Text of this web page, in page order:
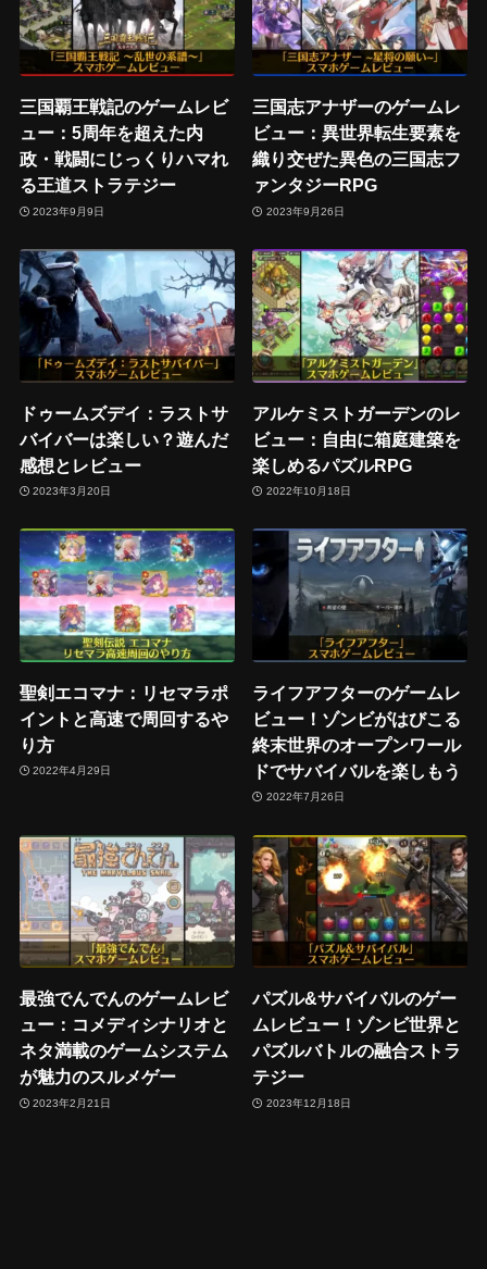
三国覇王戦記のゲームレビ
ュー：5周年を超えた内
政・戦闘にじっくりハマれ
る王道ストラテジー
2023年9月9日
三国志アナザーのゲームレ
ビュー：異世界転生要素を
織り交ぜた異色の三国志フ
ァンタジーRPG
2023年9月26日
ドゥームズデイ：ラストサ
バイバーは楽しい？遊んだ
感想とレビュー
2023年3月20日
アルケミストガーデンのレ
ビュー：自由に箱庭建築を
楽しめるパズルRPG
2022年10月18日
聖剣エコマナ：リセマラポ
イントと高速で周回するや
り方
2022年4月29日
ライフアフターのゲームレ
ビュー！ゾンビがはびこる
終末世界のオープンワール
ドでサバイバルを楽しもう
2022年7月26日
最強でんでんのゲームレビ
ュー：コメディシナリオと
ネタ満載のゲームシステム
が魅力のスルメゲー
2023年2月21日
パズル&サバイバルのゲー
ムレビュー！ゾンビ世界と
パズルバトルの融合ストラ
テジー
2023年12月18日